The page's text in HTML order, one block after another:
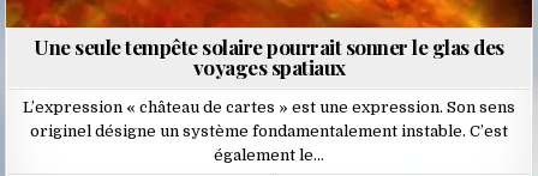
Une seule tempête solaire pourrait sonner le glas des
voyages spatiaux
L’expression « château de cartes » est une expression. Son sens
originel désigne un système fondamentalement instable. C’est
également le…